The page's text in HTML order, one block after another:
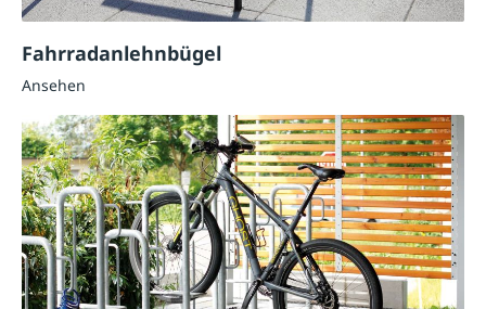
Fahrradanlehnbügel
Ansehen